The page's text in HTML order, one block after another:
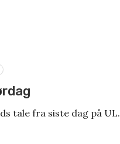
tale fra siste dag på UL.